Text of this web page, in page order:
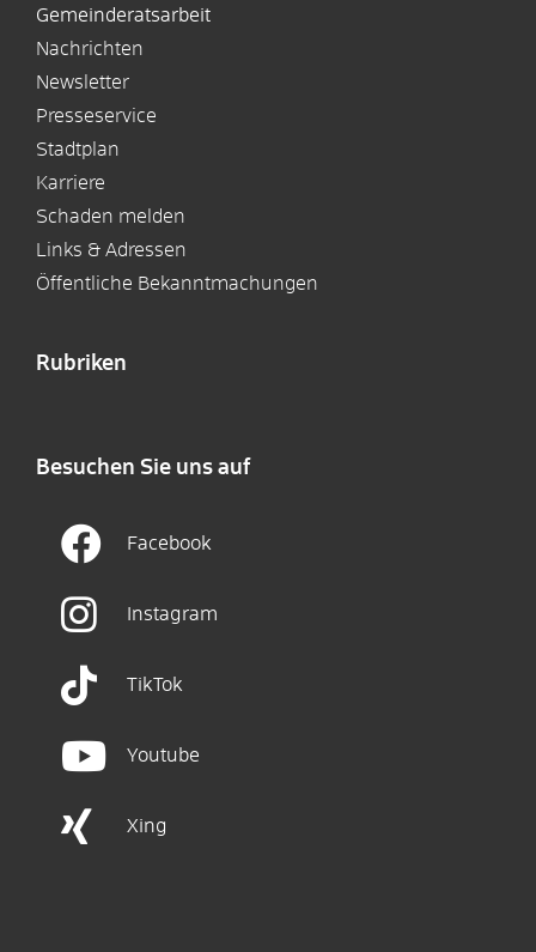
Gemeinderatsarbeit
Nachrichten
Newsletter
Presseservice
Stadtplan
Karriere
Schaden melden
Links & Adressen
Öffentliche Bekanntmachungen
Rubriken
Besuchen Sie uns auf
Facebook
Instagram
TikTok
Youtube
Xing